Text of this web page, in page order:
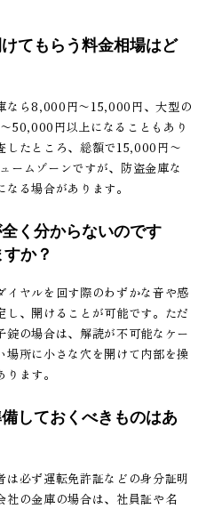
てもらう料金相場はど
なら8,000円〜15,000円、大型の
50,000円以上になることもあり
したところ、総額で15,000円〜
ームゾーンですが、防盗金庫な
る場合があります。
く分からないのです
か？
イヤルを回す際のわずかな音や感
、開けることが可能です。ただ
錠の場合は、解読が不可能なケー
場所に小さな穴を開けて内部を操
ます。
しておくべきものはあ
は必ず運転免許証などの身分証明
社の金庫の場合は、社員証や名